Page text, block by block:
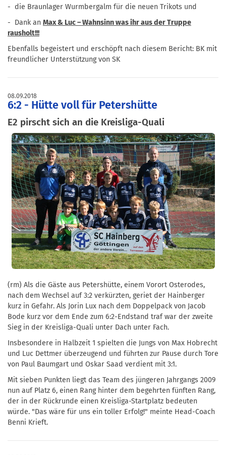
- die Braunlager Wurmbergalm für die neuen Trikots und
- Dank an Max & Luc – Wahnsinn was ihr aus der Truppe
rausholt!!!
Ebenfalls begeistert und erschöpft nach diesem Bericht: BK mit
freundlicher Unterstützung von SK
08.09.2018
6:2 - Hütte voll für Petershütte
E2 pirscht sich an die Kreisliga-Quali
(rm) Als die Gäste aus Petershütte, einem Vorort Osterodes,
nach dem Wechsel auf 3:2 verkürzten, geriet der Hainberger
kurz in Gefahr. Als Jorin Lux nach dem Doppelpack von Jacob
Bode kurz vor dem Ende zum 6:2-Endstand traf war der zweite
Sieg in der Kreisliga-Quali unter Dach unter Fach.
Insbesondere in Halbzeit 1 spielten die Jungs von Max Hobrecht
und Luc Dettmer überzeugend und führten zur Pause durch Tore
von Paul Baumgart und Oskar Saad verdient mit 3:1.
Mit sieben Punkten liegt das Team des jüngeren Jahrgangs 2009
nun auf Platz 6, einen Rang hinter dem begehrten fünften Rang,
der in der Rückrunde einen Kreisliga-Startplatz bedeuten
würde. "Das wäre für uns ein toller Erfolg!" meinte Head-Coach
Benni Krieft.